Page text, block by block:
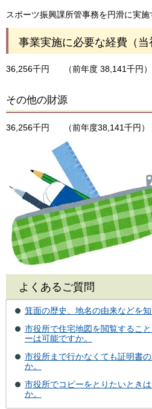
スポーツ振興課所管事務を円滑に実施
事業実施に必要な経費（当
36,256千円 （前年度 38,141千円）
その他の財源
36,256千円 （前年度38,141千円）
よくあるご質問
箕面の歴史、地名の由来などを知
市役所で住宅地図を閲覧するこ
ーは可能ですか。
市役所まで行かなくても証明書
か。
市役所でコピーをとりたいとき
か。